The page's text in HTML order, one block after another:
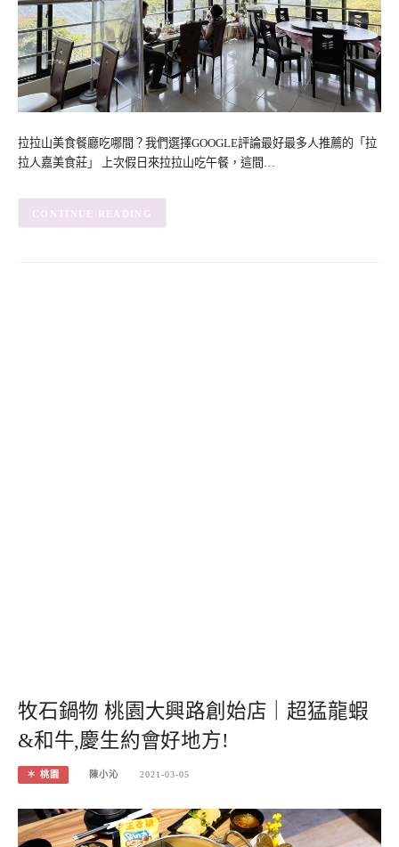
拉拉山美食餐廳吃哪間？我們選擇GOOGLE評論最好最多人推薦的「拉
拉人嘉美食莊」 上次假日來拉拉山吃午餐，這間…
CONTINUE READING
牧石鍋物 桃園大興路創始店｜超猛龍蝦
&和牛,慶生約會好地方!
＊ 桃園 陳小沁 2021-03-05